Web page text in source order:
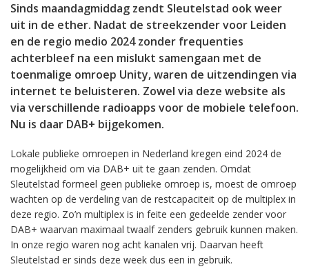
Sinds maandagmiddag zendt Sleutelstad ook weer
uit in de ether. Nadat de streekzender voor Leiden
en de regio medio 2024 zonder frequenties
achterbleef na een mislukt samengaan met de
toenmalige omroep Unity, waren de uitzendingen via
internet te beluisteren. Zowel via deze website als
via verschillende radioapps voor de mobiele telefoon.
Nu is daar DAB+ bijgekomen.
Lokale publieke omroepen in Nederland kregen eind 2024 de
mogelijkheid om via DAB+ uit te gaan zenden. Omdat
Sleutelstad formeel geen publieke omroep is, moest de omroep
wachten op de verdeling van de restcapaciteit op de multiplex in
deze regio. Zo’n multiplex is in feite een gedeelde zender voor
DAB+ waarvan maximaal twaalf zenders gebruik kunnen maken.
In onze regio waren nog acht kanalen vrij. Daarvan heeft
Sleutelstad er sinds deze week dus een in gebruik.